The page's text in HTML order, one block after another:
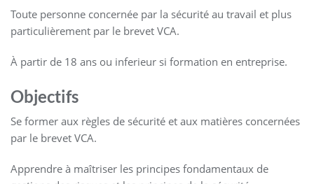
Toute personne concernée par la sécurité au travail et plus
particulièrement par le brevet VCA.
À partir de 18 ans ou inferieur si formation en entreprise.
Objectifs
Se former aux règles de sécurité et aux matières concernées
par le brevet VCA.
Apprendre à maîtriser les principes fondamentaux de